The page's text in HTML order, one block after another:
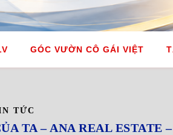
GÓC VƯỜN CÔ GÁI VIỆT
TỨC
TA – ANA REAL ESTATE –